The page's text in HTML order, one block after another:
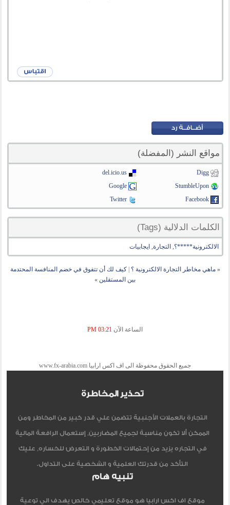
مواقع النشر (المفضلة)
Digg
del.icio.us
StumbleUpon
Google
Facebook
Twitter
الكلمات الدلالية (Tags)
الالكترونية*****؟, التجارة, ايجابيات
« ماهي مخاطر التجارة الالكترونية ؟ |كيف لك أن تتفوق في خضم المنافسة المحتدمة
بين المستقلين »
الساعة الآن 03:21 PM
جميع الحقوق محفوظة الى اف اكس ارابيا www.fx-arabia.com
تحذير المخاطرة
التجارة بالعملات الأجنبية تتضمن علي قدر كبير من المخاطر ومن
الممكن ألا تكون مناسبة لجميع المضاربين, إستعمال الرافعة المالية
في التجاره يزيد من إحتمالات الخطورة و التعرض للخساره, عليك
التأكد من قدرتك العلمية و الشخصية على التداول.
تنبيه هام
موقع اف اكس ارابيا هو موقع تعليمي خالص يهدف الي توعية